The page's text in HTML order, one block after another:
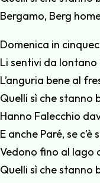
Bergamo, Berg
Domenica in
Li sentivi da
L’anguria bene al
Quelli sì che stanno
Hanno Falecchio
E anche Paré, se c’è
Vedono fino al lago
Quelli sì che stanno